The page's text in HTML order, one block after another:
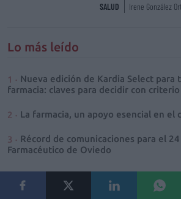
SALUD Irene González
Lo más leído
Nueva edición de Kardia Select para
farmacia: claves para decidir con criterio
La farmacia, un apoyo esencial en el
Récord de comunicaciones para el
Farmacéutico de Oviedo